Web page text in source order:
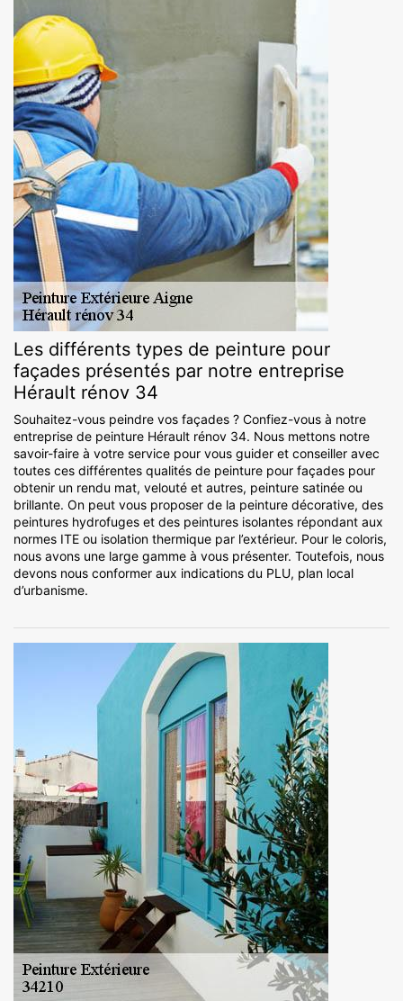
Les différents types de peinture pour
façades présentés par notre entreprise
Hérault rénov 34
Souhaitez-vous peindre vos façades ? Confiez-vous à notre
entreprise de peinture Hérault rénov 34. Nous mettons notre
savoir-faire à votre service pour vous guider et conseiller avec
toutes ces différentes qualités de peinture pour façades pour
obtenir un rendu mat, velouté et autres, peinture satinée ou
brillante. On peut vous proposer de la peinture décorative, des
peintures hydrofuges et des peintures isolantes répondant aux
normes ITE ou isolation thermique par l’extérieur. Pour le coloris,
nous avons une large gamme à vous présenter. Toutefois, nous
devons nous conformer aux indications du PLU, plan local
d’urbanisme.